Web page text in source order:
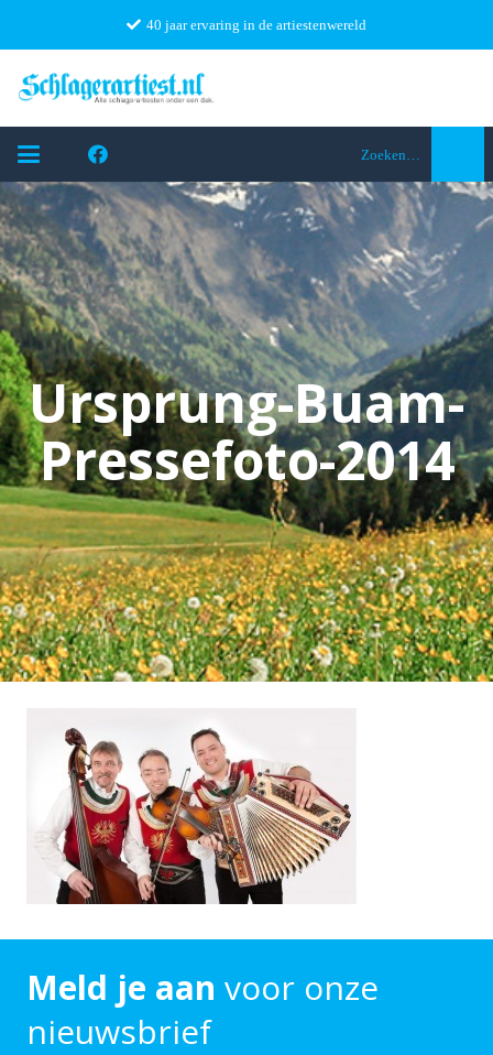
40 jaar ervaring in de artiestenwereld
Zoeken…
Ursprung-Buam-
Pressefoto-2014
Meld je aan voor onze
nieuwsbrief